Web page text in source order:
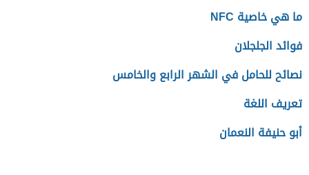
ما هي خاصية NFC
فوائد الجلجلان
نصائح للحامل في الشهر الرابع والخامس
تعريف اللغة
أبو حنيفة النعمان